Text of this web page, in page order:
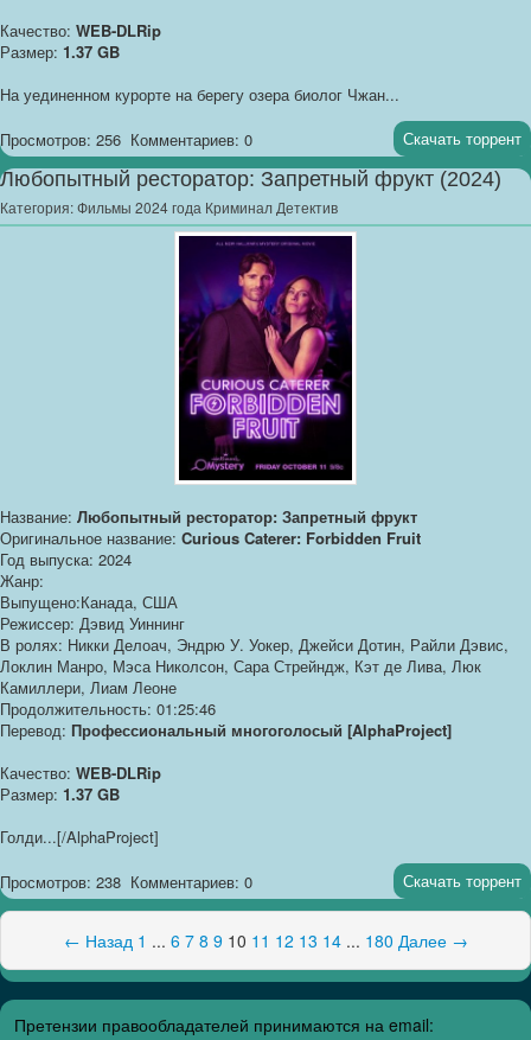
Качество: WEB-DLRip
Размер: 1.37 GB
На уединенном курорте на берегу озера биолог Чжан...
Просмотров: 256 Комментариев: 0 Скачать торрент
Любопытный ресторатор: Запретный фрукт (2024)
Категория:Фильмы 2024 года Криминал Детектив
Название: Любопытный ресторатор: Запретный фрукт
Оригинальное название: Curious Caterer: Forbidden Fruit
Год выпуска: 2024
Жанр:
Выпущено:Канада, США
Режиссер: Дэвид Уиннинг
В ролях: Никки Делоач, Эндрю У. Уокер, Джейси Дотин, Райли Дэвис,
Локлин Манро, Мэса Николсон, Сара Стрейндж, Кэт де Лива, Люк
Камиллери, Лиам Леоне
Продолжительность: 01:25:46
Перевод: Профессиональный многоголосый [AlphaProject]
Качество: WEB-DLRip
Размер: 1.37 GB
Голди...[/AlphaProject]
Просмотров: 238 Комментариев: 0 Скачать торрент
← Назад 1 ... 6 7 8 9 10 11 12 13 14 ... 180 Далее →
Претензии правообладателей принимаются на email: